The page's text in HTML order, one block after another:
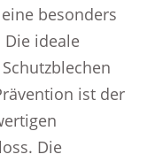
besonders
ideale
ist der
Die